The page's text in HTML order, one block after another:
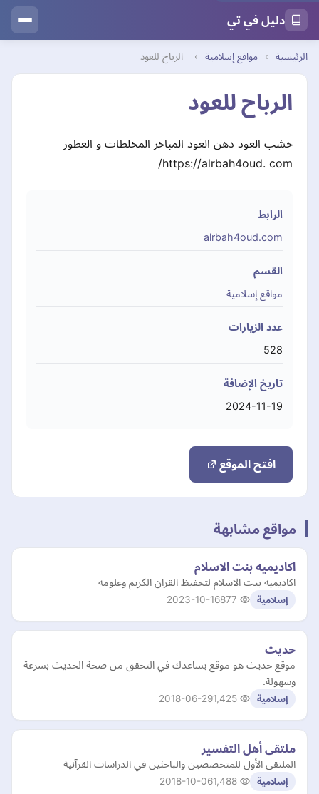
دليل في تي
الرئيسية › مواقع إسلامية › الرباح للعود
الرباح للعود
خشب العود دهن العود المباخر المخلطات و العطور
https://alrbah4oud. com/
الرابط
alrbah4oud.com
القسم
مواقع إسلامية
عدد الزيارات
528
تاريخ الإضافة
2024-11-19
افتح الموقع
مواقع مشابهة
اكاديميه بنت الاسلام
اكاديميه بنت الاسلام لتحفيظ القران الكريم وعلومه
إسلامية 2023-10-16
حديث
موقع حديث هو موقع يساعدك في التحقق من صحة الحديث بسرعة
وسهولة.
إسلامية 2018-06-29
ملتقى أهل التفسير
الملتقى الأول للمتخصصين والباحثين في الدراسات القرآنية
إسلامية 2018-10-06